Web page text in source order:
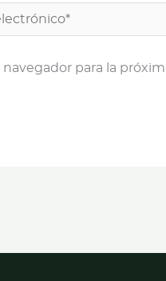
para la